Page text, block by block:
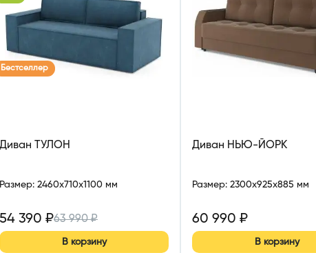
Бестселлер
Диван ТУЛОН
Размер: 2460x710x1100 мм
54 390 ₽63 990₽
В корзину
Диван НЬЮ-ЙОРК
Размер: 2300x925x885 мм
60 990 ₽
В корзину